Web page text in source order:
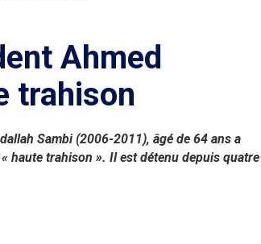
Ahmed
trahison
Sambi (2006-2011), âgé de 64 ans a
haute trahison ». Il est détenu depuis quatre